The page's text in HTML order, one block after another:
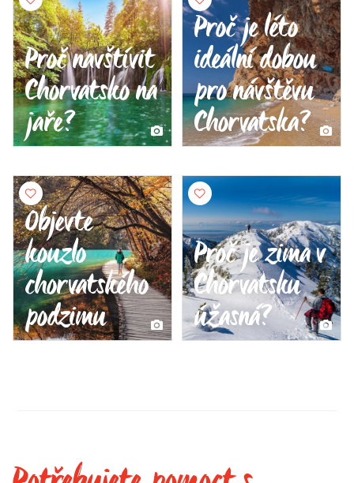
Proč navštívit
Chorvatsko na
jaře?
Proč je léto
ideální dobou
pro návštěvu
Chorvatska?
Objevte
kouzlo
chorvatského
podzimu
Proč je zima v
Chorvatsku
úžasná?